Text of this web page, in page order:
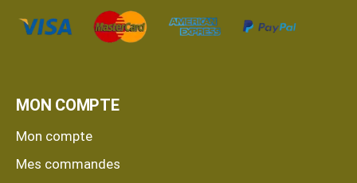
MON COMPTE
Mon compte
Mes commandes